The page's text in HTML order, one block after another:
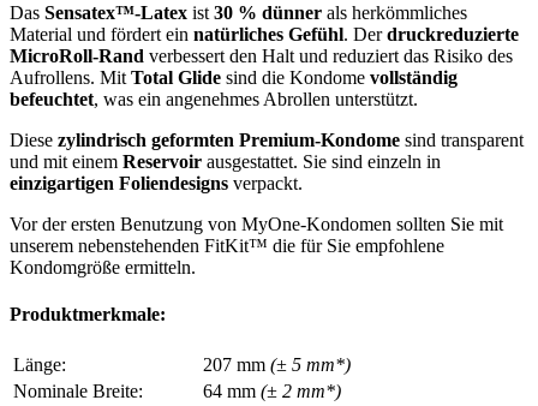
Das Sensatex™-Latex ist 30 % dünner als herkömmliches
Material und fördert ein natürliches Gefühl. Derdruckreduzierte
MicroRoll-Rand verbessert den Halt und reduziert das Risiko des
Aufrollens. Mit Total Glide sind die Kondome vollständig
befeuchtet, was ein angenehmes Abrollen unterstützt.
Diese zylindrisch geformten Premium-Kondome sind transparent
und mit einem Reservoir ausgestattet. Sie sind einzeln in
einzigartigen Foliendesigns verpackt.
Vor der ersten Benutzung von MyOne-Kondomen sollten Sie mit
unserem nebenstehenden FitKit™ die für Sie empfohlene
Kondomgröße ermitteln.
Produktmerkmale:
Länge: 207 mm (± 5 mm*)
Nominale Breite:
64 mm (± 2 mm*)